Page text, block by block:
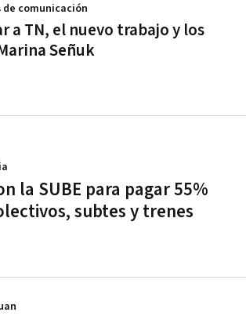
a TN, el nuevo trabajo y los
Señuk
de comunicación
la SUBE para pagar 55%
subtes y trenes